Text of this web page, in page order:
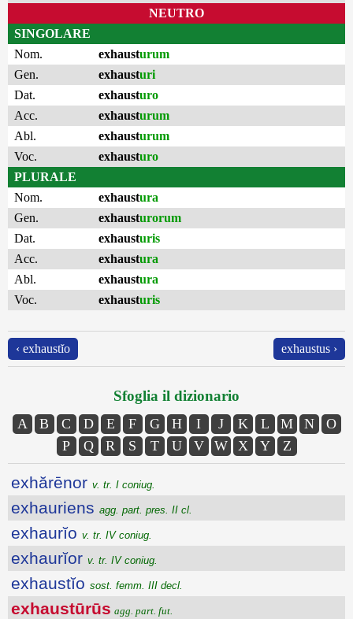
NEUTRO
SINGOLARE
Nom.
exhausturum
Gen.
exhausturi
Dat.
exhausturo
Acc.
exhausturum
Abl.
exhausturum
Voc.
exhausturo
PLURALE
Nom.
exhaustura
Gen.
exhausturorum
Dat.
exhausturis
Acc.
exhaustura
Abl.
exhaustura
Voc.
exhausturis
‹ exhaustĭo exhaustus ›
Sfoglia il dizionario
A B C D E F G H I J K L M N
O
P
Q R S T U V W X Y Z
exhărēnor v. tr. I coniug.
exhauriens agg. part. pres. II cl.
exhaurĭo v. tr. IV coniug.
exhaurĭor v. tr. IV coniug.
exhaustĭo sost. femm. III decl.
exhaustūrūs agg. part. fut.